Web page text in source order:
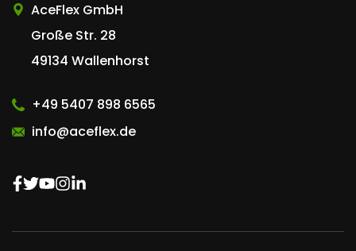
AceFlex GmbH
Große Str. 28
49134 Wallenhorst
+49 5407 898 6565
info@aceflex.de